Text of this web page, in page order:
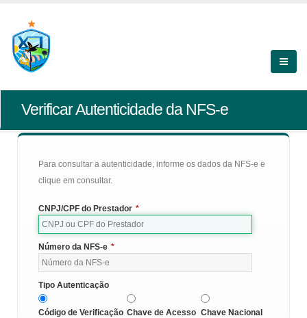
Verificar Autenticidade da NFS-e
Para consultar a autenticidade, informe os dados da NFS-e e
clique em consultar.
CNPJ/CPF do Prestador *
Número da NFS-e *
Tipo Autenticação
Código de Verificação Chave de Acesso Chave Nacional